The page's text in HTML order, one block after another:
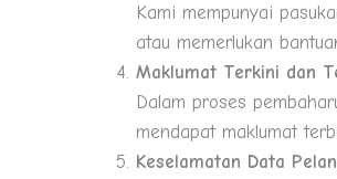
Kami mempunyai
atau memerlukan
Maklumat Terkini dan
Dalam proses
mendapat maklumat
Keselamatan Data